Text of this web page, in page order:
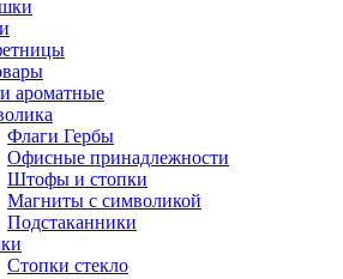
ароматные
Флаги Гербы
Офисные принадлежности
Штофы и стопки
Магниты с символикой
Подстаканники
Стопки стекло